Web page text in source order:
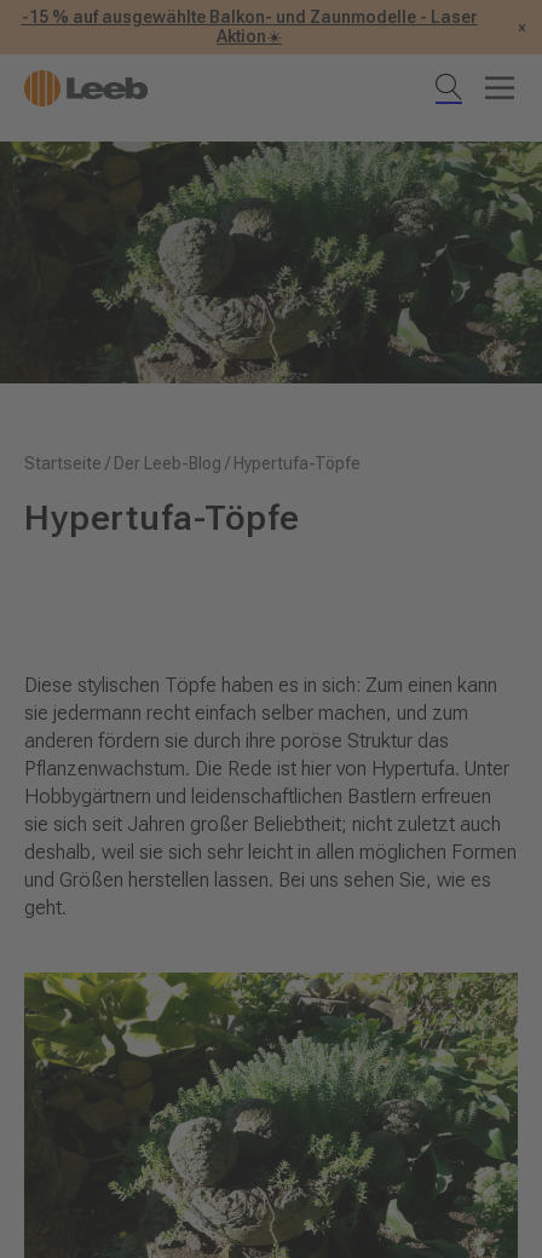
-15 % auf ausgewählte Balkon- und Zaunmodelle - Laser
Aktion☀️
×
Startseite / Der Leeb-Blog / Hypertufa-Töpfe
Hypertufa-Töpfe
Diese stylischen Töpfe haben es in sich: Zum einen kann
sie jedermann recht einfach selber machen, und zum
anderen fördern sie durch ihre poröse Struktur das
Pflanzenwachstum. Die Rede ist hier von Hypertufa. Unter
Hobbygärtnern und leidenschaftlichen Bastlern erfreuen
sie sich seit Jahren großer Beliebtheit; nicht zuletzt auch
deshalb, weil sie sich sehr leicht in allen möglichen Formen
und Größen herstellen lassen. Bei uns sehen Sie, wie es
geht.